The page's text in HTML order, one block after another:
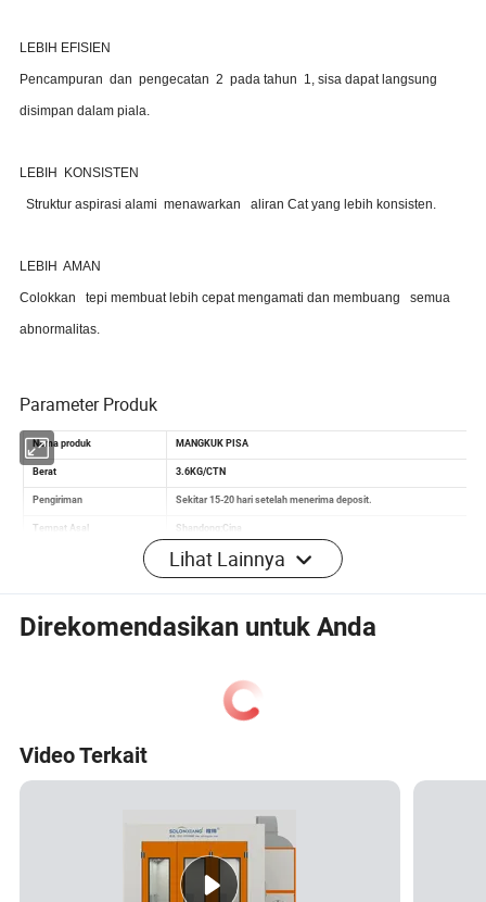
LEBIH EFISIEN
Pencampuran dan pengecatan 2 pada tahun 1, sisa dapat langsung
disimpan dalam piala.
LEBIH KONSISTEN
Struktur aspirasi alami menawarkan aliran Cat yang lebih konsisten.
LEBIH AMAN
Colokkan tepi membuat lebih cepat mengamati dan membuang semua
abnormalitas.
Parameter Produk
1.Q: Apakah Anda adalah pabrikan atau perusahaan
integrasi industri dan perdagangan.
2.Q: Bagaimana saya bisa mendapatkan sampel?
Lihat Lainnya
Direkomendasikan untuk Anda
Video Terkait